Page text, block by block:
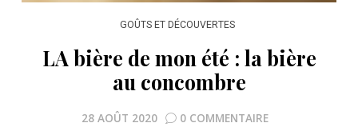
GOÛTS ET DÉCOUVERTES
LA bière de mon été : la bière
au concombre
28 AOÛT 2020 0 COMMENTAIRE